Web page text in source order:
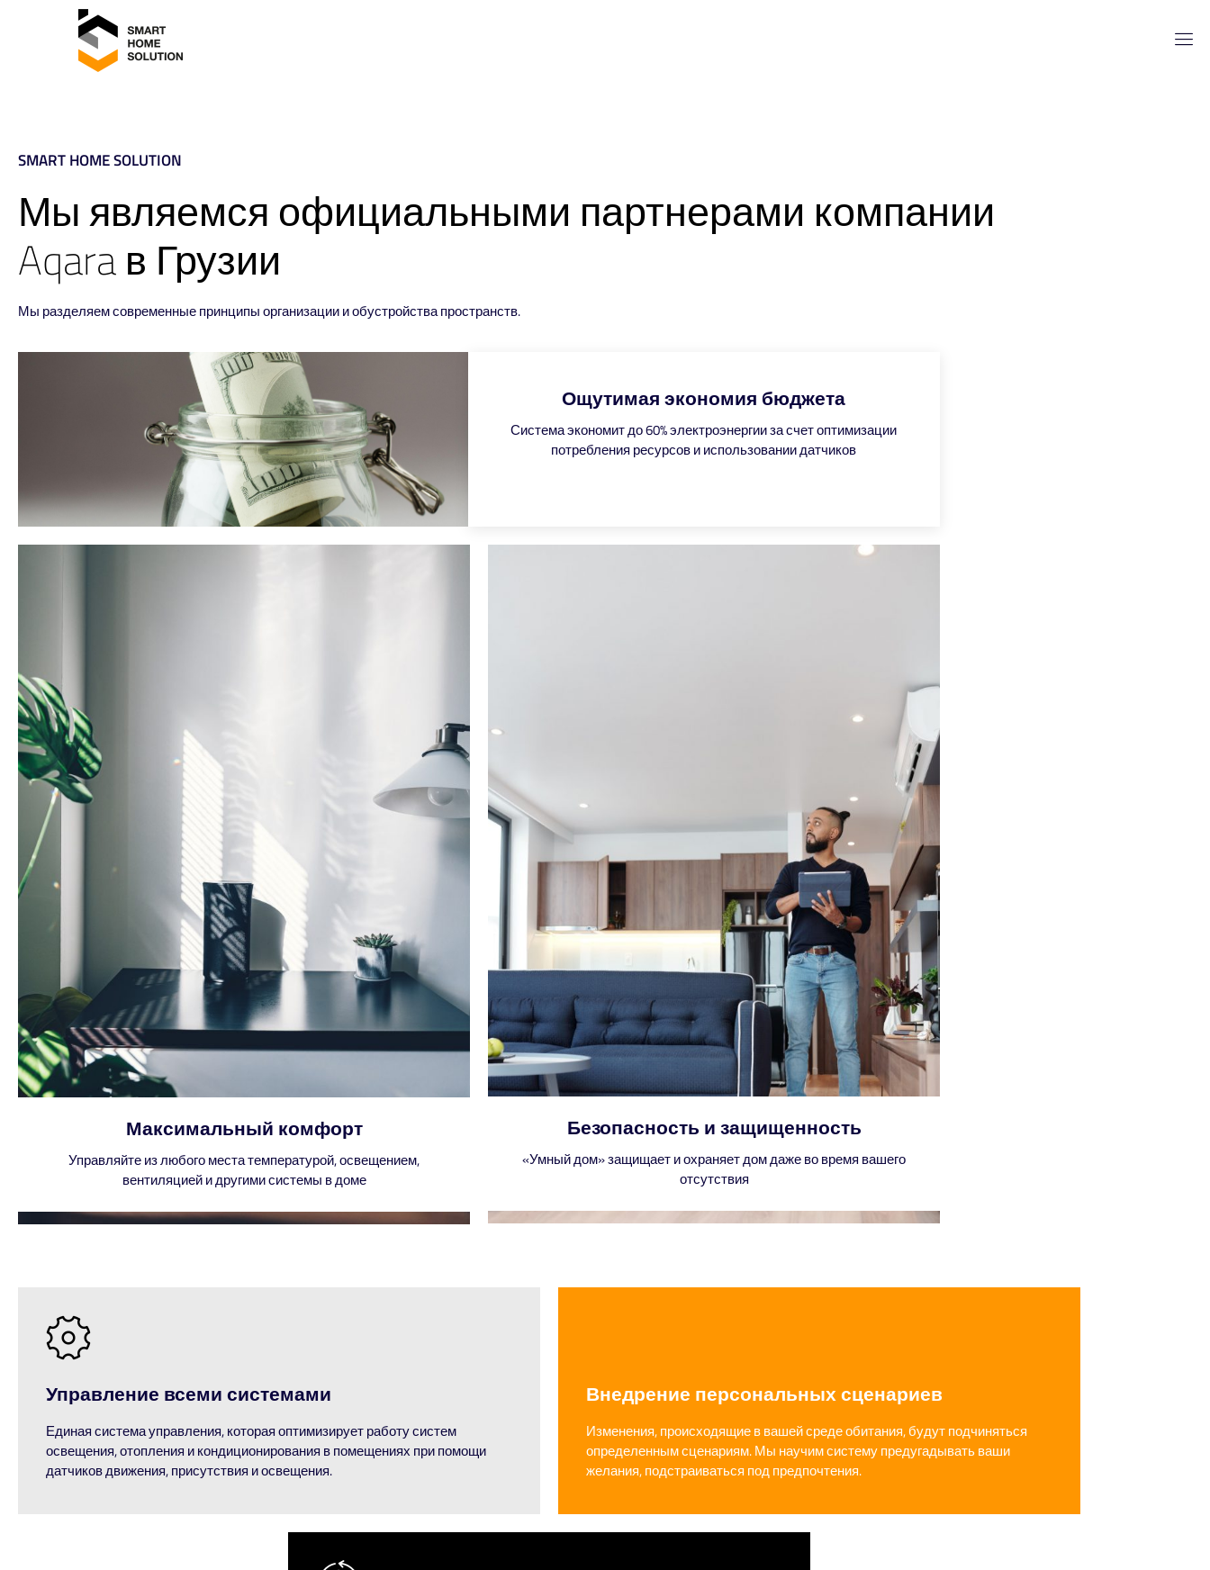
Максимальный комфорт
Управляйте из любого места температурой, освещением,
вентиляцией и другими системы в доме
Безопасность и защищенность
«Умный дом» защищает и охраняет дом даже во время вашего
отсутствия
SMART HOME SOLUTION
Мы являемся официальными партнерами компании
Aqara в Грузии
Мы разделяем современные принципы организации и обустройства пространств.
Ощутимая экономия бюджета
Система экономит до 60% электроэнергии за счет оптимизации
потребления ресурсов и использовании датчиков
Управление всеми системами
Единая система управления, которая оптимизирует работу систем
освещения, отопления и кондиционирования в помещениях при помощи
датчиков движения, присутствия и освещения.
Внедрение персональных сценариев
Изменения, происходящие в вашей среде обитания, будут подчиняться
определенным сценариям. Мы научим систему предугадывать ваши
желания, подстраиваться под предпочтения.